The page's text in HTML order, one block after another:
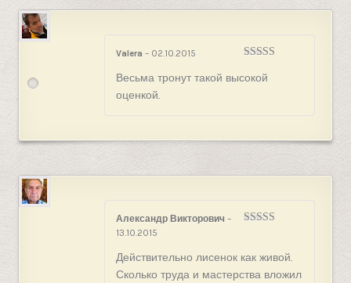
5
Valera – 02.10.2015
Весьма тронут такой высокой
оценкой.
Александр Викторович –
13.10.2015
Действительно лисенок как живой.
Сколько труда и мастерства вложил